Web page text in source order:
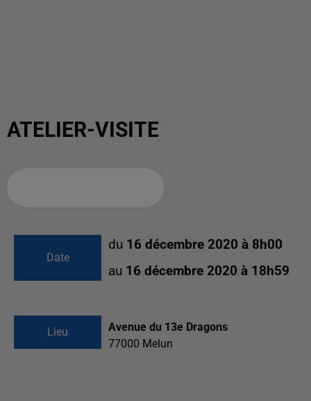
ATELIER-VISITE
Date
du 16 décembre 2020 à 8h00
au 16 décembre 2020 à 18h59
Lieu
Avenue du 13e Dragons
77000 Melun